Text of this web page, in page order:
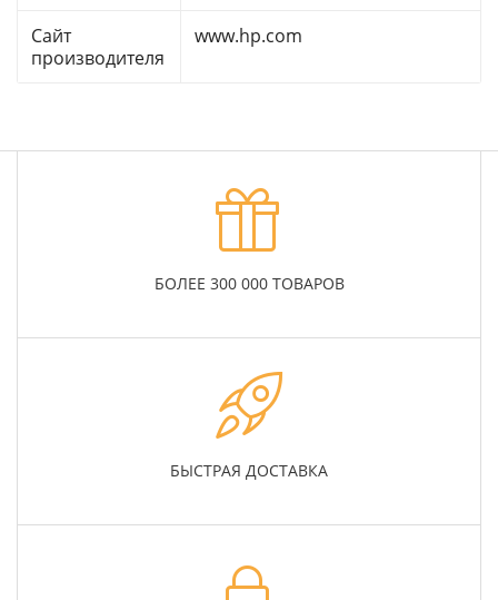
Сайт
производителя
www.hp.com
БОЛЕЕ 300 000 ТОВАРОВ
БЫСТРАЯ ДОСТАВКА